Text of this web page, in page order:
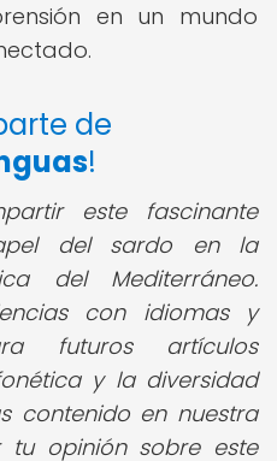
en un mundo
de
!
este fascinante
del sardo en la
del Mediterráneo.
con idiomas y
futuros artículos
y la diversidad
contenido en nuestra
opinión sobre este